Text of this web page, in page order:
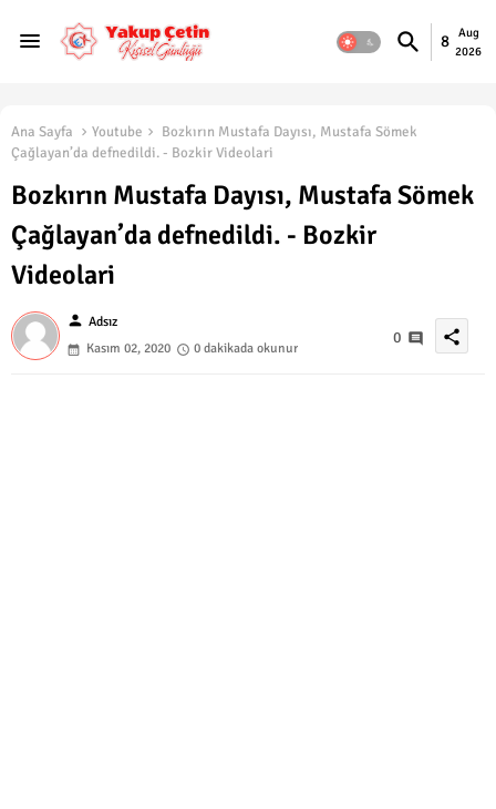
8
Aug
2026
Ana Sayfa Youtube
Bozkırın Mustafa Dayısı, Mustafa Sömek
Çağlayan’da defnedildi. - Bozkir Videolari
Bozkırın Mustafa Dayısı, Mustafa Sömek
Çağlayan’da defnedildi. - Bozkir
Videolari
person Adsız
Kasım 02, 2020
0 dakikada okunur
0 share